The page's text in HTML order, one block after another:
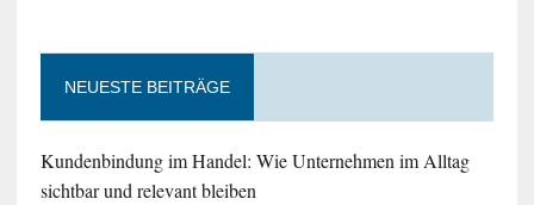
NEUESTE BEITRÄGE
Kundenbindung im Handel: Wie Unternehmen im Alltag
sichtbar und relevant bleiben